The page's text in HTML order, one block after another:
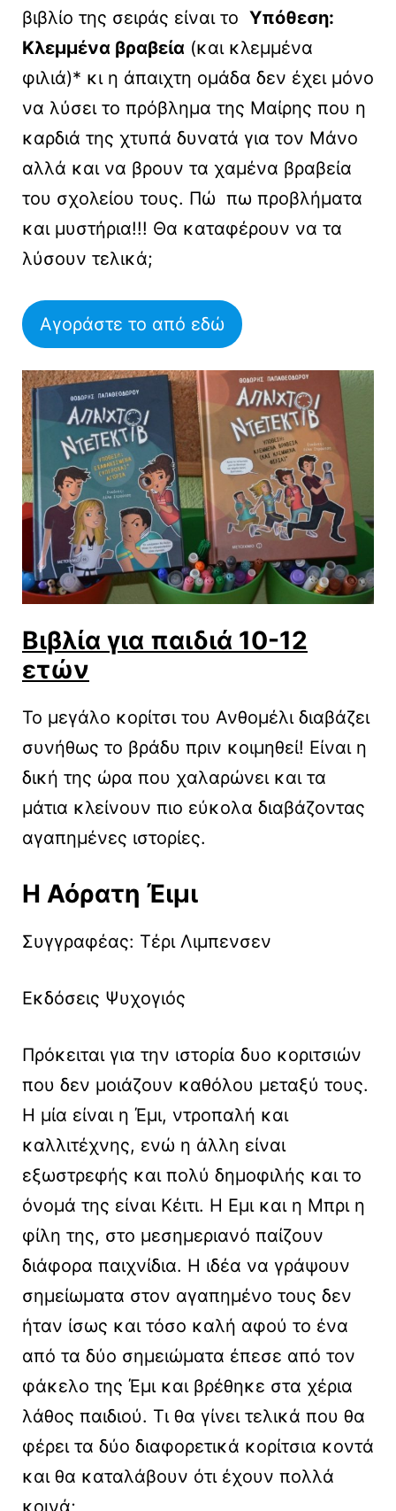
βιβλίο της σειράς είναι το Υπόθεση:
Κλεμμένα βραβεία (και κλεμμένα
φιλιά)* κι η άπαιχτη ομάδα δεν έχει μόνο
να λύσει το πρόβλημα της Μαίρης που η
καρδιά της χτυπά δυνατά για τον Μάνο
αλλά και να βρουν τα χαμένα βραβεία
του σχολείου τους. Πώ πω προβλήματα
και μυστήρια!!! Θα καταφέρουν να τα
λύσουν τελικά;
Αγοράστε το από εδώ
Βιβλία για παιδιά 10-12
ετών
Το μεγάλο κορίτσι του Ανθομέλι διαβάζει
συνήθως το βράδυ πριν κοιμηθεί! Είναι η
δική της ώρα που χαλαρώνει και τα
μάτια κλείνουν πιο εύκολα διαβάζοντας
αγαπημένες ιστορίες.
Η Αόρατη Έιμι
Συγγραφέας: Τέρι Λιμπενσεν
Εκδόσεις Ψυχογιός
Πρόκειται για την ιστορία δυο κοριτσιών
που δεν μοιάζουν καθόλου μεταξύ τους.
Η μία είναι η Έμι, ντροπαλή και
καλλιτέχνης, ενώ η άλλη είναι
εξωστρεφής και πολύ δημοφιλής και το
όνομά της είναι Κέιτι. Η Εμι και η Μπρι η
φίλη της, στο μεσημεριανό παίζουν
διάφορα παιχνίδια. Η ιδέα να γράψουν
σημείωματα στον αγαπημένο τους δεν
ήταν ίσως και τόσο καλή αφού το ένα
από τα δύο σημειώματα έπεσε από τον
φάκελο της Έμι και βρέθηκε στα χέρια
λάθος παιδιού. Τι θα γίνει τελικά που θα
φέρει τα δύο διαφορετικά κορίτσια κοντά
και θα καταλάβουν ότι έχουν πολλά
κοινά;